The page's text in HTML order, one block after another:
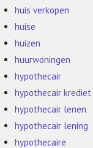
huis verkopen
huise
huizen
huurwoningen
hypothecair
hypothecair krediet
hypothecair lenen
hypothecair lening
hypothecaire